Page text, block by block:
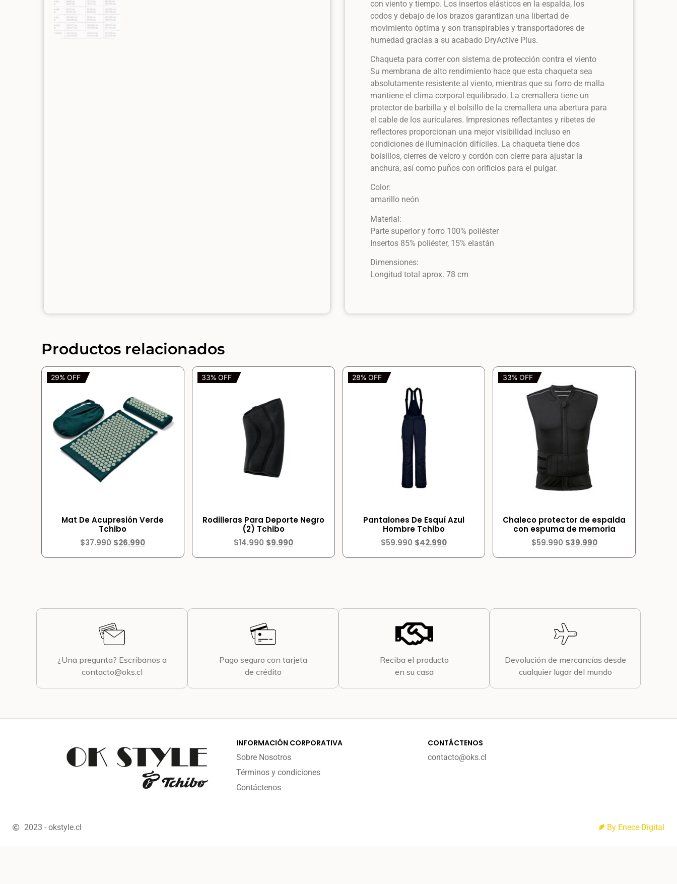
con viento y tiempo. Los insertos elásticos en la espalda, los
codos y debajo de los brazos garantizan una libertad de
movimiento óptima y son transpirables y transportadores de
humedad gracias a su acabado DryActive Plus.
Chaqueta para correr con sistema de protección contra el viento
Su membrana de alto rendimiento hace que esta chaqueta sea
absolutamente resistente al viento, mientras que su forro de malla
mantiene el clima corporal equilibrado. La cremallera tiene un
protector de barbilla y el bolsillo de la cremallera una abertura para
el cable de los auriculares. Impresiones reflectantes y ribetes de
reflectores proporcionan una mejor visibilidad incluso en
condiciones de iluminación difíciles. La chaqueta tiene dos
bolsillos, cierres de velcro y cordón con cierre para ajustar la
anchura, así como puños con orificios para el pulgar.
Color:
amarillo neón
Material:
Parte superior y forro 100% poliéster
Insertos 85% poliéster, 15% elastán
Dimensiones:
Longitud total aprox. 78 cm
Productos relacionados
29% OFF
Mat De Acupresión Verde
Tchibo
$37.990 $26.990
33% OFF
Rodilleras Para Deporte Negro
(2) Tchibo
$14.990 $9.990
28% OFF
Pantalones De Esquí Azul
Hombre Tchibo
$59.990 $42.990
33% OFF
Chaleco protector de espalda
con espuma de memoria
$59.990 $39.990
¿Una pregunta? Escríbanos a
contacto@oks.cl
Pago seguro con tarjeta
de crédito
Reciba el producto
en su casa
Devolución de mercancías desde
cualquier lugar del mundo
INFORMACIÓN CORPORATIVA
Sobre Nosotros
Términos y condiciones
Contáctenos
CONTÁCTENOS
contacto@oks.cl
2023 - okstyle.cl By Enece Digital